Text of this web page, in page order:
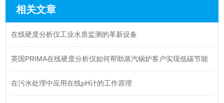
相关文章
在线硬度分析仪工业水质监测的革新设备
英国PRIMA在线硬度分析仪如何帮助蒸汽锅炉客户实现低碳节能
在污水处理中应用在线pH计的工作原理